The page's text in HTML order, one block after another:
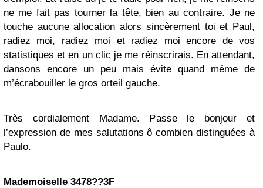
ne me fait pas tourner la tête, bien au contraire. Je ne
touche aucune allocation alors sincèrement toi et Paul,
radiez moi, radiez moi et radiez moi encore de vos
statistiques et en un clic je me réinscrirais. En attendant,
dansons encore un peu mais évite quand même de
m’écrabouiller le gros orteil gauche.
Très cordialement Madame. Passe le bonjour et
l’expression de mes salutations ô combien distinguées à
Paulo.
Mademoiselle 3478??3F